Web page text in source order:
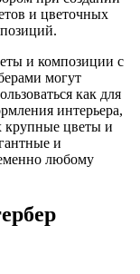
и цветочных
и композиции с
могут
как для
интерьера,
крупные цветы и
и
любому